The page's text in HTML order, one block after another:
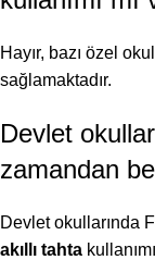
Hayır, bazı özel
sağlamaktadır.
Devlet
zamandan
Devlet okullarında
akıllı tahta